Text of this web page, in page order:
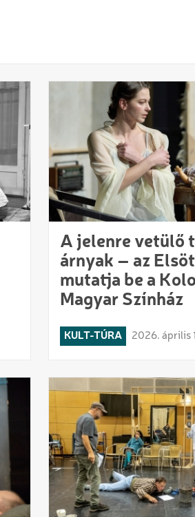
A jelenre vetülő
árnyak – az
mutatja be a
Magyar Színház
KULT-TÚRA 2026. április